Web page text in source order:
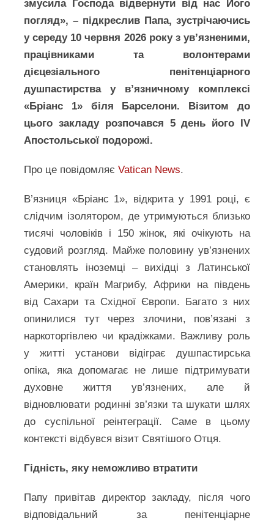
змусила Господа відвернути від нас Його
погляд», – підкреслив Папа, зустрічаючись
у середу 10 червня 2026 року з ув’язненими,
працівниками та волонтерами
дієцезіального пенітенціарного
душпастирства у в’язничному комплексі
«Бріанс 1» біля Барселони. Візитом до
цього закладу розпочався 5 день його IV
Апостольської подорожі.
Про це повідомляєVatican News.
В’язниця «Бріанс 1», відкрита у 1991 році, є
слідчим ізолятором, де утримуються близько
тисячі чоловіків і 150 жінок, які очікують на
судовий розгляд. Майже половину ув’язнених
становлять іноземці – вихідці з Латинської
Америки, країн Магрибу, Африки на південь
від Сахари та Східної Європи. Багато з них
опинилися тут через злочини, пов’язані з
наркоторгівлею чи крадіжками. Важливу роль
у житті установи відіграє душпастирська
опіка, яка допомагає не лише підтримувати
духовне життя ув’язнених, але й
відновлювати родинні зв’язки та шукати шлях
до суспільної реінтеграції. Саме в цьому
контексті відбувся візит Святішого Отця.
Гідність, яку неможливо втратити
Папу привітав директор закладу, після чого
відповідальний за пенітенціарне